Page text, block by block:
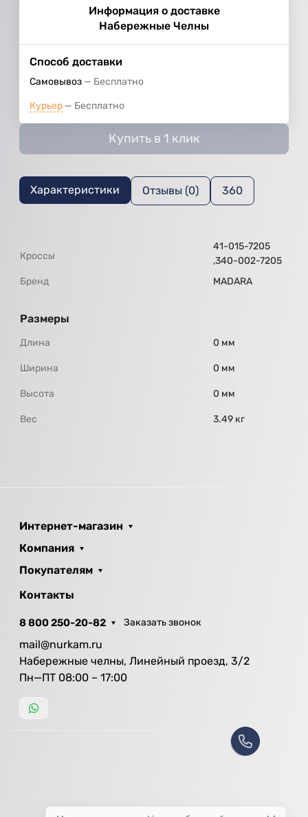
Информация о доставке
Набережные Челны
Способ доставки
Самовывоз Бесплатно
Курьер Бесплатно
Купить в 1 клик
Характеристики Отзывы (0) 360
Кроссы
41-015-7205
,340-002-7205
Бренд
МАDARA
Размеры
Длина 0 мм
Ширина 0 мм
Высота 0 мм
Вес 3.49 кг
Интернет-магазин
Компания
Покупателям
Контакты
8 800 250-20-82 Заказать звонок
mail@nurkam.ru
Набережные челны, Линейный проезд, 3/2
Пн—ПТ 08:00 – 17:00